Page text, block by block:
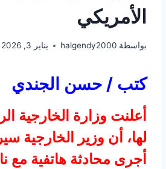
الأمريكي
بواسطة halgendy2000 يناير 3, 2026
كتب / حسن الجندي
أعلنت وزارة الخارجية
لها، أن وزير الخارجية
أجرى محادثة هاتفية مع